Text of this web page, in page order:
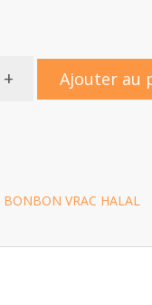
+ Ajouter au
BONBON VRAC HALAL